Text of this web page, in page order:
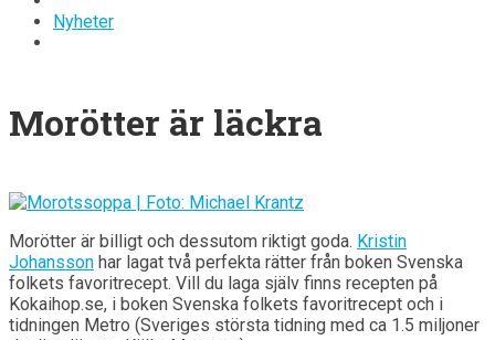
Nyheter
Morötter är läckra
Morötter är billigt och dessutom riktigt goda. Kristin
Johansson har lagat två perfekta rätter från boken Svenska
folkets favoritrecept. Vill du laga själv finns recepten på
Kokaihop.se, i boken Svenska folkets favoritrecept och i
tidningen Metro (Sveriges största tidning med ca 1.5 miljoner